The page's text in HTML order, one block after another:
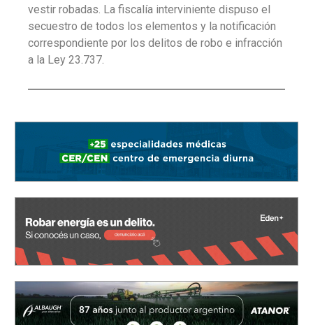
vestir robadas. La fiscalía interviniente dispuso el
secuestro de todos los elementos y la notificación
correspondiente por los delitos de robo e infracción
a la Ley 23.737.